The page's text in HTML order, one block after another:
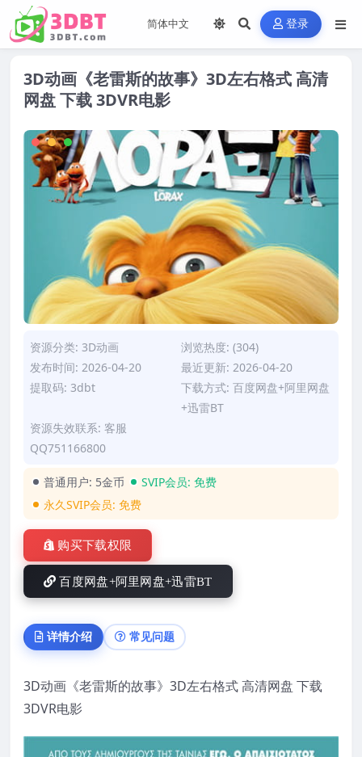
登录
3D动画《老雷斯的故事》3D左右格式 高清
网盘 下载 3DVR电影
资源分类: 3D动画
浏览热度: (304)
发布时间: 2026-04-20
最近更新: 2026-04-20
提取码: 3dbt
下载方式: 百度网盘+阿里网盘
+迅雷BT
资源失效联系: 客服
QQ751166800
普通用户: 5金币 SVIP会员: 免费
永久SVIP会员: 免费
购买下载权限
百度网盘+阿里网盘+迅雷BT
详情介绍 常见问题
3D动画《老雷斯的故事》3D左右格式 高清网盘 下载
3DVR电影